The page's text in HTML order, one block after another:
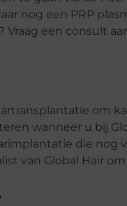
nog een PRP
een consult
om
wanneer u bij
die nog
van Global Hair